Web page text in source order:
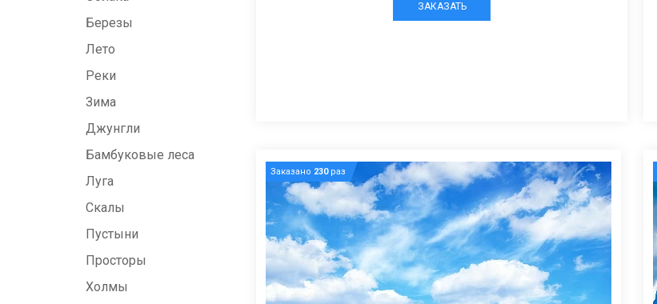
Березы
Лето
Реки
Зима
Джунгли
Бамбуковые леса
Луга
Скалы
Пустыни
Просторы
Холмы
ЗАКАЗАТЬ
Заказано 230раз